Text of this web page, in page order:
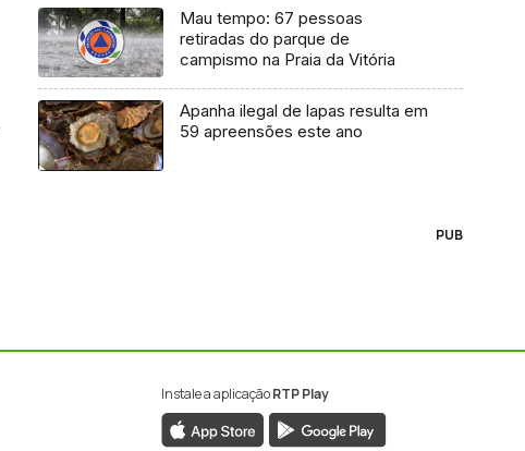
Mau tempo: 67 pessoas
retiradas do parque de
campismo na Praia da Vitória
Apanha ilegal de lapas resulta em
59 apreensões este ano
PUB
Instale a aplicaçãoRTP Play